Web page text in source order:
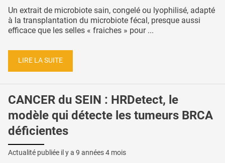
Un extrait de microbiote sain, congelé ou lyophilisé, adapté
à la transplantation du microbiote fécal, presque aussi
efficace que les selles « fraiches » pour ...
LIRE LA SUITE
CANCER du SEIN : HRDetect, le
modèle qui détecte les tumeurs BRCA
déficientes
Actualité publiée il y a 9 années 4 mois